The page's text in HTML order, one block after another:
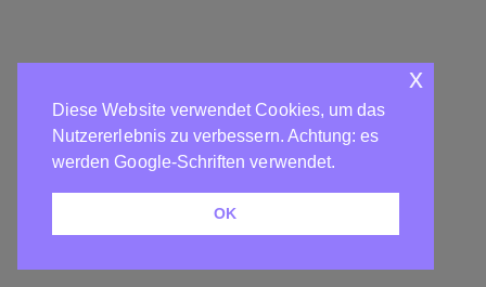
Diese Website verwendet Cookies, um das
Nutzererlebnis zu verbessern. Achtung: es
werden Google-Schriften verwendet.
OK
x